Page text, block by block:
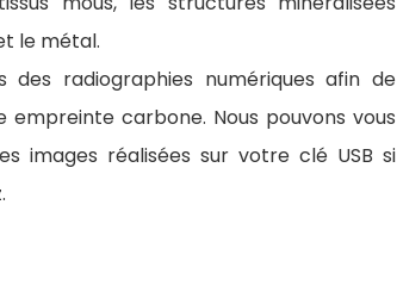
le métal.
des radiographies numériques afin de
empreinte carbone. Nous pouvons vous
images réalisées sur votre clé USB si